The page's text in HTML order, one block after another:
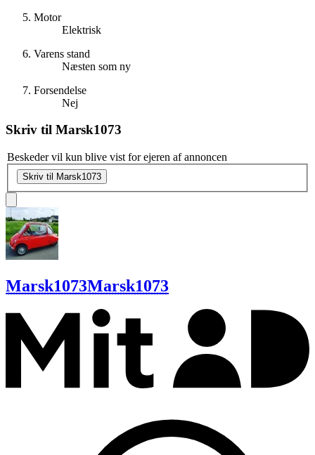
Motor
Elektrisk
Varens stand
Næsten som ny
Forsendelse
Nej
Skriv til Marsk1073
Beskeder vil kun blive vist for ejeren af annoncen
Skriv til Marsk1073
Marsk1073Marsk1073